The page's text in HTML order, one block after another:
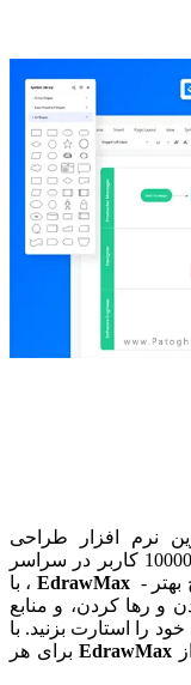
نرم افزار طراحی
دیاگرام موجود در بازار است ، بیش از 10000000 کاربر در سراسر
بهتر -EdrawMax ، با
و رها کردن، و منابع
را استارت بزنید. با
EdrawMaxبرای هر